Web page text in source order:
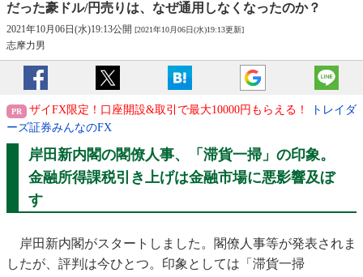
だった豪ドル/円売りは、 なぜ通用しなくなったのか？
2021年10月06日(水)19:13公開 [2021年10月06日(水)19:13更新]
志摩力男
ザイFX限定！口座開設&取引で最大10000円もらえる！
トレイダ
ーズ証券みんなのFX
岸田新内閣の閣僚人事、「滞貨一掃」の印象。
金融所得課税引き上げは金融市場に悪影響及ぼ
す
岸田新内閣がスタートしました。閣僚人事等が発表されま
したが、評判は今ひとつ。印象としては「滞貨一掃